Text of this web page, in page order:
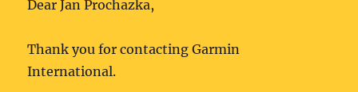
Dear Jan Prochazka,
Thank you for contacting Garmin
International.